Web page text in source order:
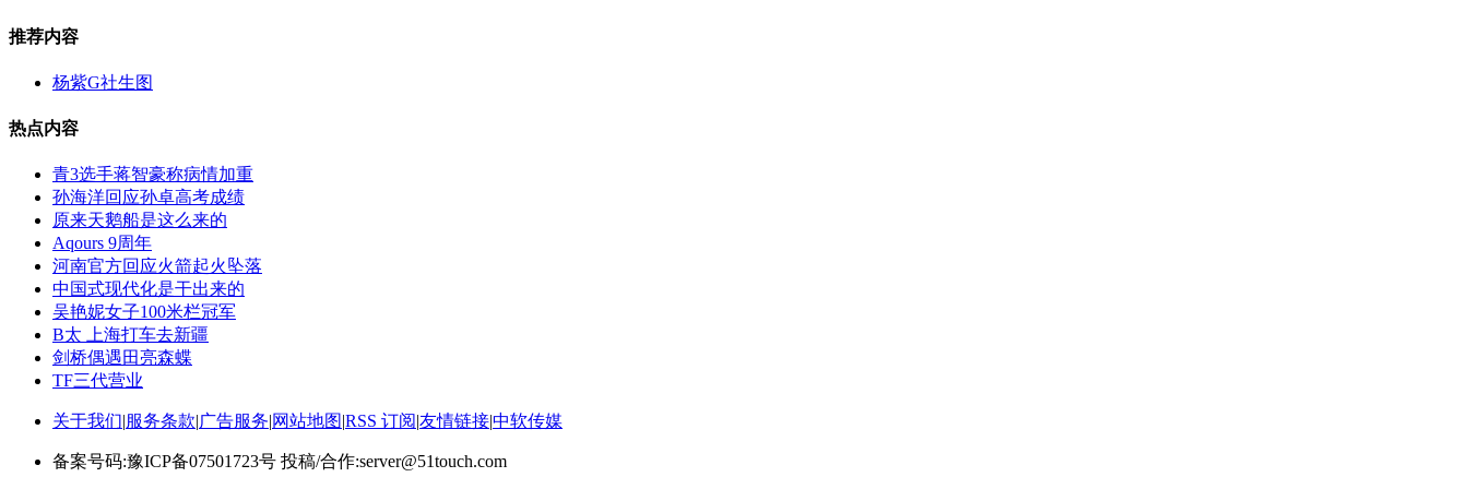
推荐内容
杨紫G社生图
热点内容
青3选手蒋智豪称病情加重
孙海洋回应孙卓高考成绩
原来天鹅船是这么来的
Aqours 9周年
河南官方回应火箭起火坠落
中国式现代化是干出来的
吴艳妮女子100米栏冠军
B太 上海打车去新疆
剑桥偶遇田亮森蝶
TF三代营业
关于我们|服务条款|广告服务|网站地图|RSS 订阅|友情链接|中软传媒
备案号码:豫ICP备07501723号 投稿/合作:server@51touch.com